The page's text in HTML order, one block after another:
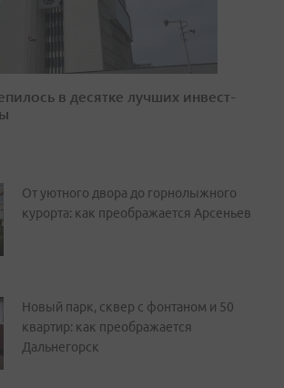
в десятке лучших инвест-
От уютного двора до горнолыжного
курорта: как преображается Арсеньев
Новый парк, сквер с фонтаном и 50
квартир: как преображается
Дальнегорск